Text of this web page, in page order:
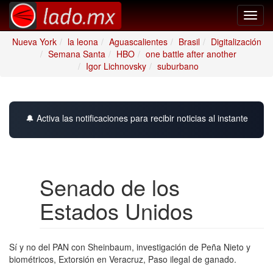
Nueva York
la leona Aguascalientes Brasil
Digitalización
Semana Santa
HBO
one battle after another
Igor Lichnovsky
suburbano
🔔 Activa las notificaciones para recibir noticias al instante
Senado de los
Estados Unidos
Sí y no del PAN con Sheinbaum, investigación de Peña Nieto y
biométricos, Extorsión en Veracruz, Paso ilegal de ganado.